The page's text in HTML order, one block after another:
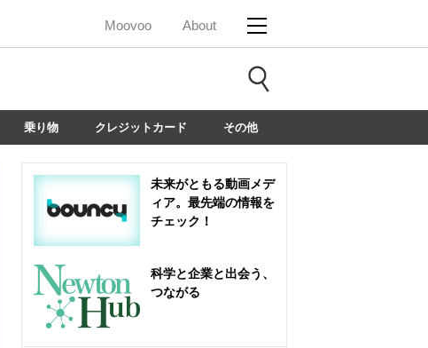
Moovoo About
乗り物 クレジットカード その他
未来がともる動画メデ
ィア。最先端の情報を
チェック！
科学と企業と出会う、
つながる